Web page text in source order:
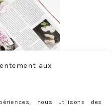
aux
nous utilisons des